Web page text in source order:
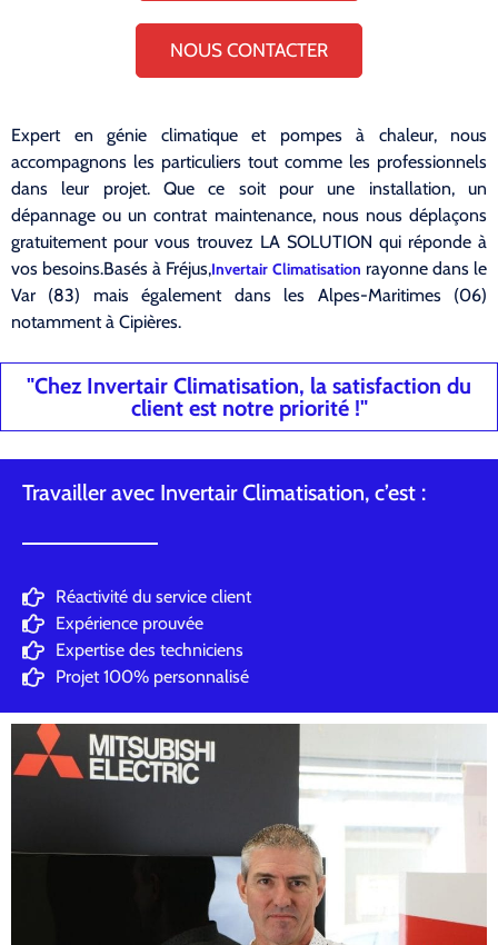
NOUS CONTACTER
Expert en génie climatique et pompes à chaleur, nous
accompagnons les particuliers tout comme les professionnels
dans leur projet. Que ce soit pour une installation, un
dépannage ou un contrat maintenance, nous nous déplaçons
gratuitement pour vous trouvez LA SOLUTION qui réponde à
vos besoins.Basés à Fréjus,Invertair Climatisation rayonne dans le
Var (83) mais également dans les Alpes-Maritimes (06)
notamment à Cipières.
"Chez Invertair Climatisation, la satisfaction du
client est notre priorité !"
Travailler avec Invertair Climatisation, c’est :
Réactivité du service client
Expérience prouvée
Expertise des techniciens
Projet 100% personnalisé